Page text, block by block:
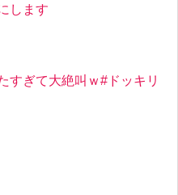
します
すぎて大絶叫ｗ#ドッキリ